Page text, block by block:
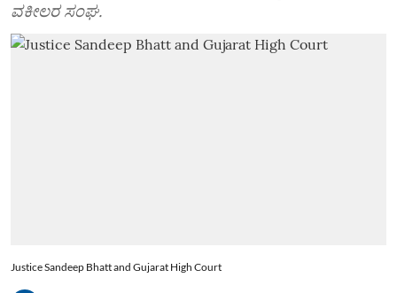
ವಕೀಲರ ಸಂಘ.
Justice Sandeep Bhatt and Gujarat High Court